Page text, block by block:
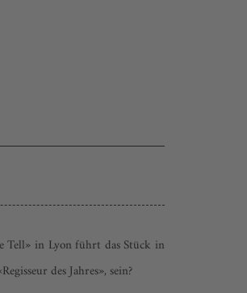
Tell» in Lyon führt das Stück in
des Jahres», sein?